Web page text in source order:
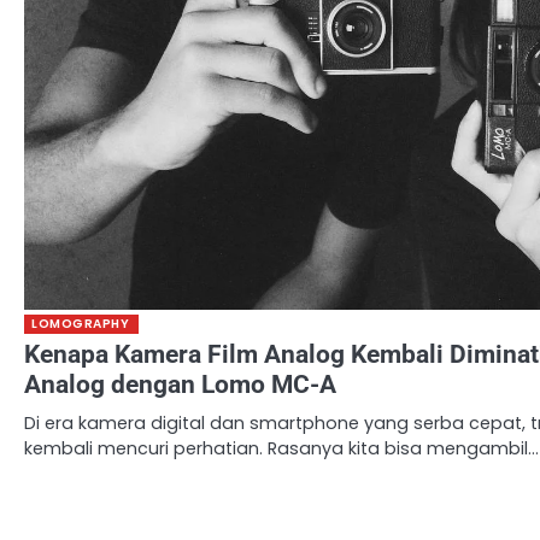
LOMOGRAPHY
Kenapa Kamera Film Analog Kembali
Analog dengan Lomo MC-A
Di era kamera digital dan smartphone yang serba cepat,
kembali mencuri perhatian. Rasanya kita bisa mengambil…